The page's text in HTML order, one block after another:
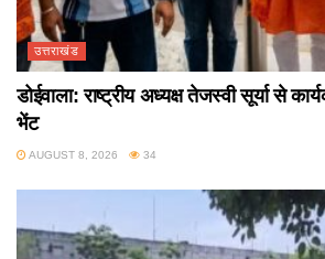
उत्तराखंड
डोईवाला: राष्ट्रीय अध्यक्ष तेजस्वी सूर्या से
भेंट
AUGUST 8, 2026 34